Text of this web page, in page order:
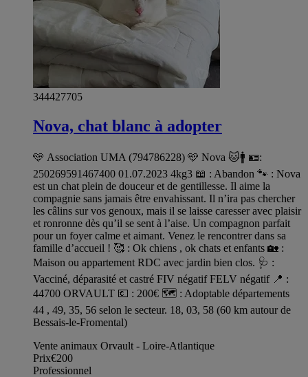
344427705
Nova, chat blanc à adopter
🩵 Association UMA (794786228) 🩵 Nova 🐱🚹 🪪:
250269591467400 01.07.2023 4kg3 📖 : Abandon 🐾 : Nova
est un chat plein de douceur et de gentillesse. Il aime la
compagnie sans jamais être envahissant. Il n’ira pas chercher
les câlins sur vos genoux, mais il se laisse caresser avec plaisir
et ronronne dès qu’il se sent à l’aise. Un compagnon parfait
pour un foyer calme et aimant. Venez le rencontrer dans sa
famille d’accueil ! 🥰 : Ok chiens , ok chats et enfants 🏡 :
Maison ou appartement RDC avec jardin bien clos. 🩺 :
Vacciné, déparasité et castré FIV négatif FELV négatif 📍 :
44700 ORVAULT 💶 : 200€ 🗺️ : Adoptable départements
44 , 49, 35, 56 selon le secteur. 18, 03, 58 (60 km autour de
Bessais-le-Fromental)
Vente animaux Orvault - Loire-Atlantique
Prix€200
Professionnel